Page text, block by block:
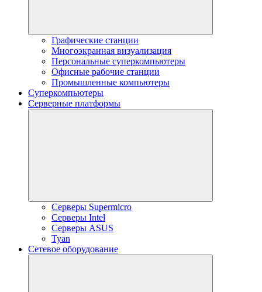
Графические станции
Многоэкранная визуализация
Персональные суперкомпьютеры
Офисные рабочие станции
Промышленные компьютеры
Суперкомпьютеры
Серверные платформы
Серверы Supermicro
Серверы Intel
Серверы ASUS
Tyan
Сетевое оборудование